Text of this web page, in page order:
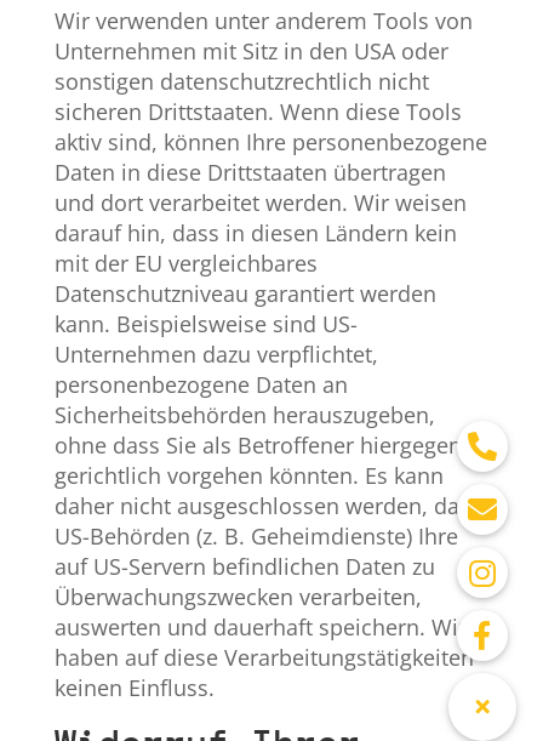
Wir verwenden unter anderem Tools von
Unternehmen mit Sitz in den USA oder
sonstigen datenschutzrechtlich nicht
sicheren Drittstaaten. Wenn diese Tools
aktiv sind, können Ihre personenbezogene
Daten in diese Drittstaaten übertragen
und dort verarbeitet werden. Wir weisen
darauf hin, dass in diesen Ländern kein
mit der EU vergleichbares
Datenschutzniveau garantiert werden
kann. Beispielsweise sind US-
Unternehmen dazu verpflichtet,
personenbezogene Daten an
Sicherheitsbehörden herauszugeben,
ohne dass Sie als Betroffener hiergegen
gerichtlich vorgehen könnten. Es kann
daher nicht ausgeschlossen werden, dass
US-Behörden (z. B. Geheimdienste) Ihre
auf US-Servern befindlichen Daten zu
Überwachungszwecken verarbeiten,
auswerten und dauerhaft speichern. Wir
haben auf diese Verarbeitungstätigkeiten
keinen Einfluss.